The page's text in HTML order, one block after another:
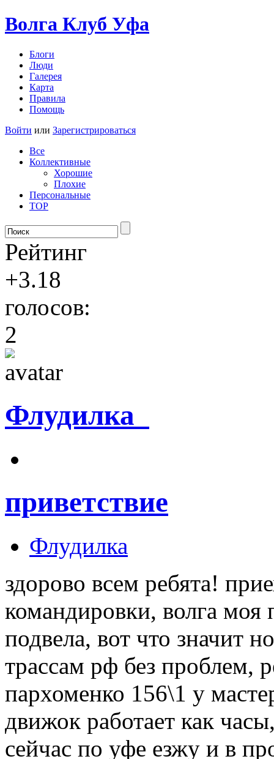
Волга Клуб Уфа
Блоги
Люди
Галерея
Карта
Правила
Помощь
Войти или Зарегистрироваться
Все
Коллективные
Хорошие
Плохие
Персональные
TOP
Рейтинг
+3.18
голосов:
2
Флудилка
приветствие
Флудилка
здорово всем ребята!
командировки, волга моя
подвела, вот что значит
трассам рф без проблем,
пархоменко 156\1 у
движок работает как
сейчас по уфе езжу и в